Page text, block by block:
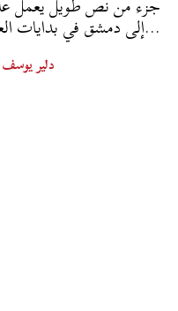
إلى دمشق في بدايات العام ٢٠٢٥، بعد...
دلير يوسف